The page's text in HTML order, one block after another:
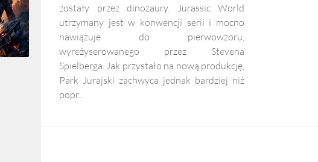
zostały przez dinozaury. Jurassic World
utrzymany jest w konwencji serii i mocno
nawiązuje do pierwowzoru,
wyreżyserowanego przez Stevena
Spielberga. Jak przystało na nową produkcję,
Park Jurajski zachwyca jednak bardziej niż
popr...